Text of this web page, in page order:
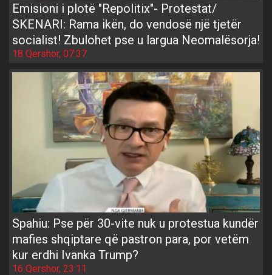
Emisioni i plotë "Repolitix"- Protestat/
SKENARI: Rama ikën, do vendosë një tjetër
socialist! Zbulohet pse u largua Neomalësorja!
18 Qershor, 07:37
Spahiu: Pse për 30-vite nuk u protestua kundër
mafies shqiptare që pastron para, por vetëm
kur erdhi Ivanka Trump?
16 Qershor, 23:11